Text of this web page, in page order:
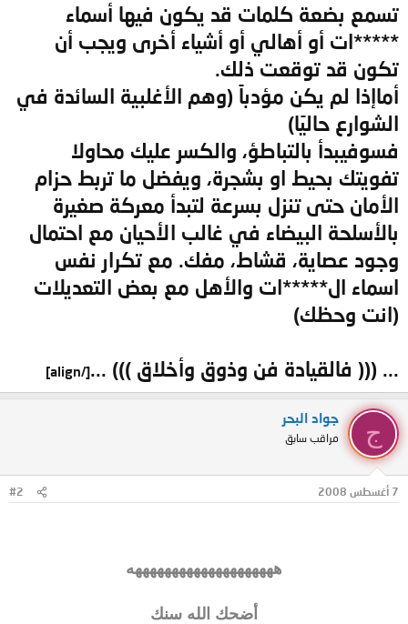
تسمع بضعة كلمات قد يكون فيها أسماء
*****ات أو أهالي أو أشياء أخرى ويجب أن
تكون قد توقعت ذلك.
أماإذا لم يكن مؤدباً (وهم الأغلبية السائدة في
الشوارع حاليًا)
فسوفيبدأ بالتباطؤ، والكسر عليك محاولا
تفويتك بحيط او بشجرة، ويفضل ما تربط حزام
الأمان حتى تنزل بسرعة لتبدأ معركة صغيرة
بالأسلحة البيضاء في غالب الأحيان مع احتمال
وجود عصاية، قشاط، مفك. مع تكرار نفس
اسماء ال*****ات والأهل مع بعض التعديلات
(انت وحظك)
... ((( فالقيادة فن وذوق وأخلاق ))) ...[/align]
ج
جواد البحر
مراقب سابق
7 أغسطس 2008 #2
ههههههههههههههههههههه
أضحك الله سنك